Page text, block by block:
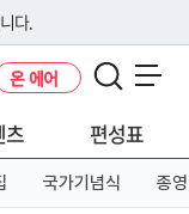
다.
고 있다면 아래 URL에
온 에어
츠 편성표
국가기념식 종영